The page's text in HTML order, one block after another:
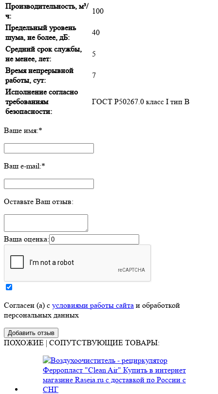
Производительность, м³/
ч:
100
Предельный уровень
шума, не более, дБ:
40
Средний срок службы,
не менее, лет:
5
Время непрерывной
работы, сут:
7
Исполнение согласно
требованиям
безопасности:
ГОСТ Р50267.0 класс I тип В
Ваше имя:*
Ваш e-mail:*
Оставьте Ваш отзыв:
Ваша оценка:
Согласен (а) с условиями работы сайта и обработкой
персональных данных
ПОХОЖИЕ | СОПУТСТВУЮЩИЕ ТОВАРЫ: